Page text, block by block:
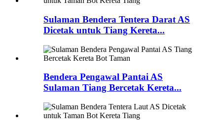
Sulaman Bendera Tentera Darat AS
Dicetak untuk Tiang Kereta...
Bendera Pengawal Pantai AS
Sulaman Tiang Bercetak Kereta...